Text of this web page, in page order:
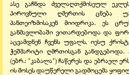
ასე გაჩნდა ძველაღთქმისეულ
პიროვნული ღმერთის ცნება
პანთეიზმისაკენ მიიდრიკა. ეს
განმავლობაში ვითარდებოდა და
აცვამდნენ ჩვენს უფალს, იესუ
ჭეშმარიტი ღმრთისგან განდგებოდა.
(ებრ.: "კაბალა") ჩაწერეს და ებრაელ
ის მოსეს დაუწერელი გადმოცემა